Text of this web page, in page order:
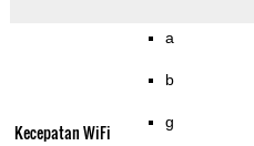
Kecepatan WiFi
a
b
g